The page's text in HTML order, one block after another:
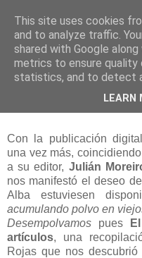
El encanto de la
Con la publicación
una vez más,
a su editor, Julián
nos manifestó el deseo
Alba estuviesen
acumulando polvo en
Desempolvamos pues
artículos, una
Rojas que nos
This site uses cookies
and to analyze traffic.
shared with Google
metrics to ensure quality
statistics, and to detect
LEARN